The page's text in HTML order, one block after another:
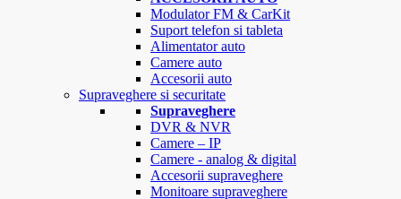
Modulator FM & CarKit
Suport telefon si tableta
Alimentator auto
Camere auto
Accesorii auto
Supraveghere si securitate
Supraveghere
DVR & NVR
Camere – IP
Camere - analog & digital
Accesorii supraveghere
Monitoare supraveghere